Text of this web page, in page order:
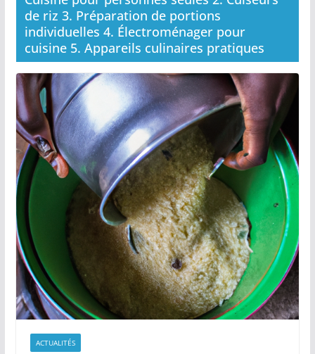
de riz 3. Préparation de portions
individuelles 4. Électroménager pour
cuisine 5. Appareils culinaires pratiques
ACTUALITÉS